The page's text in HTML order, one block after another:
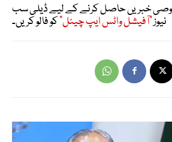
خبریں حاصل کرنے کے لیے ڈیلی سب
نیوز"آفیشل واٹس ایپ چینل"کو فالو کریں۔